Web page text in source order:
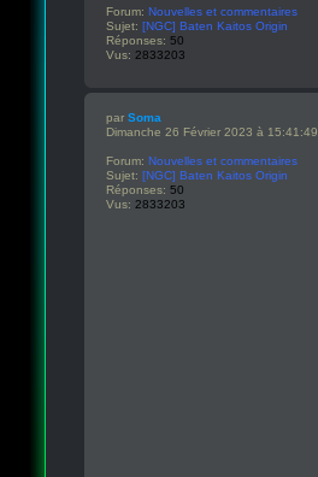
Forum: Nouvelles et commentaires
Sujet: [NGC] Baten Kaitos Origin
Réponses: 50
Vus: 2833203
par Soma
Dimanche 26 Février 2023 à 15:41:49
Forum: Nouvelles et commentaires
Sujet: [NGC] Baten Kaitos Origin
Réponses: 50
Vus: 2833203